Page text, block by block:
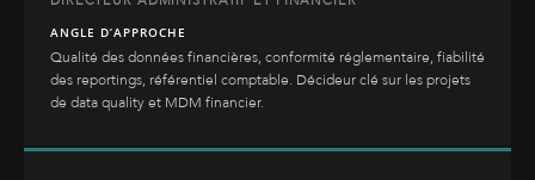
ANGLE D’APPROCHE
Qualité des données financières, conformité réglementaire, fiabilité
des reportings, référentiel comptable. Décideur clé sur les projets
de data quality et MDM financier.